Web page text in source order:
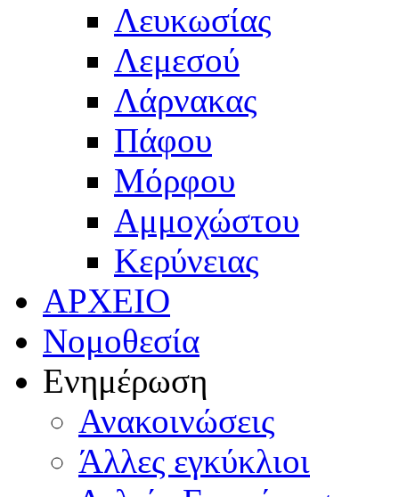
Λευκωσίας
Λεμεσού
Λάρνακας
Πάφου
Μόρφου
Αμμοχώστου
Κερύνειας
ΑΡΧΕΙΟ
Νομοθεσία
Ενημέρωση
Ανακοινώσεις
Άλλες εγκύκλιοι